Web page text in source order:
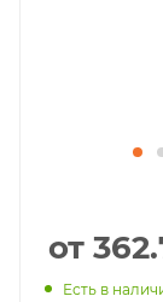
от
Есть в